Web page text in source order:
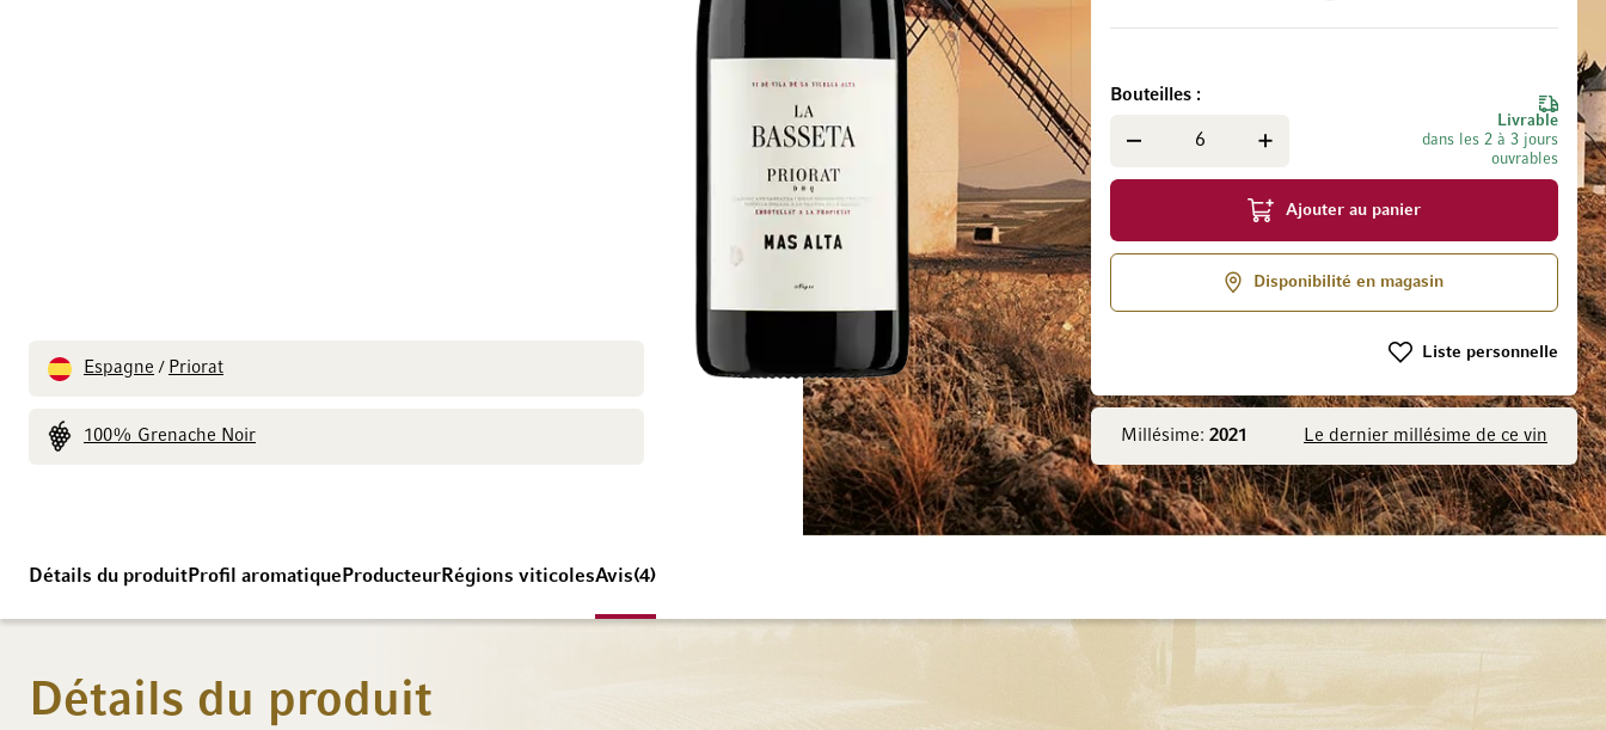
Espagne / Priorat
100% Grenache Noir Millésime: 2021 Le dernier millésime de ce vin
Livrable
dans les 2 à 3 jours
ouvrables
Bouteilles
Ajouter au panier
Disponibilité en magasin
Liste personnelle
Passer à la fin de la galerie d’imagesPasser au début de la Galerie d’images
Détails du produitProfil aromatique ProducteurRégions viticolesAvis 4
Détails du produit